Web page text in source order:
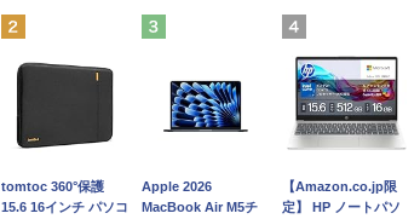
tomtoc 360°保護
15.6 16インチ パソコ
Apple 2026
MacBook Air M5チ
【Amazon.co.jp限
定】 HP ノートパソ